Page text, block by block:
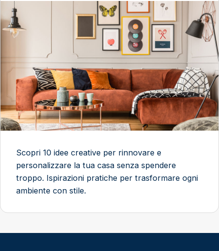
Scopri 10 idee creative per rinnovare e
personalizzare la tua casa senza spendere
troppo. Ispirazioni pratiche per trasformare ogni
ambiente con stile.